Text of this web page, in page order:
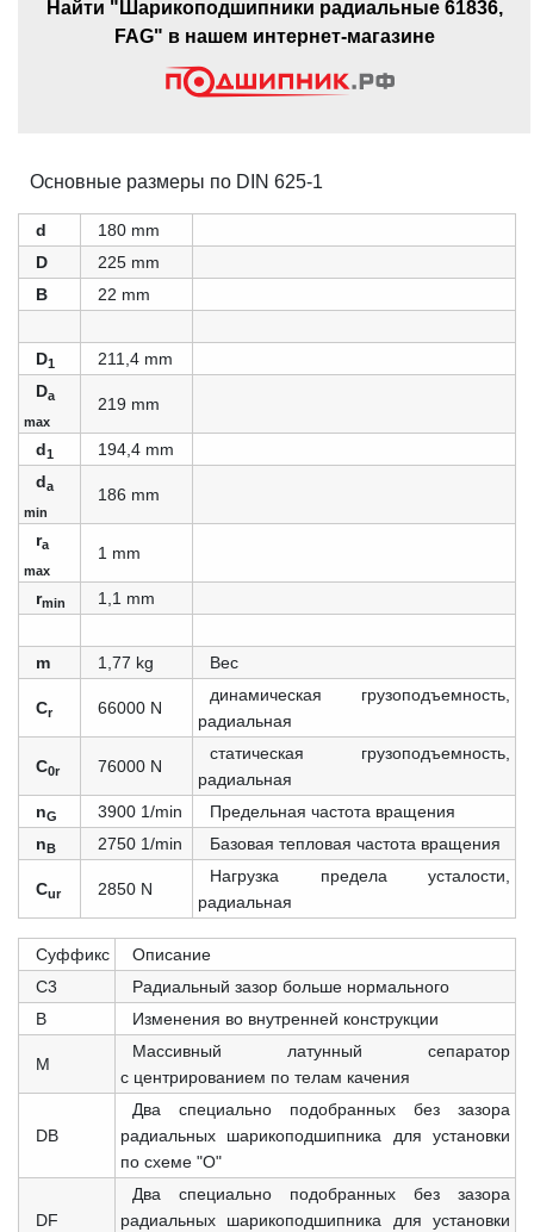
Найти "Шарикоподшипники радиальные 61836,
FAG" в нашем интернет-магазине
Основные размеры по DIN 625-1
d
180 mm
D
225 mm
B
22 mm
D1
211,4 mm
Da
max
219 mm
d1
194,4 mm
da
min
186 mm
ra
max
1 mm
rmin 1,1 mm
m 1,77 kg Вес
Cr 66000 N
динамическая грузоподъемность,
радиальная
C0r 76000 N
статическая грузоподъемность,
радиальная
nG 3900 1/min
Предельная частота вращения
nB 2750 1/min Базовая тепловая частота вращения
Cur 2850 N
Нагрузка предела усталости,
радиальная
Суффикс
Описание
C3
Радиальный зазор больше нормального
B
Изменения во внутренней конструкции
M
Массивный латунный сепаратор
с центрированием по телам качения
DB
Два специально подобранных без зазора
радиальных шарикоподшипника для установки
по схеме "О"
DF
Два специально подобранных без зазора
радиальных шарикоподшипника для установки